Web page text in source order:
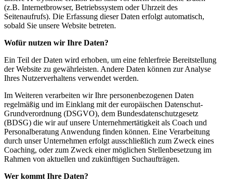
(z.B. Internetbrowser, Betriebssystem oder Uhrzeit des
Seitenaufrufs). Die Erfassung dieser Daten erfolgt automatisch,
sobald Sie unsere Website betreten.
Wofür nutzen wir Ihre Daten?
Ein Teil der Daten wird erhoben, um eine fehlerfreie Bereitstellung
der Website zu gewährleisten. Andere Daten können zur Analyse
Ihres Nutzerverhaltens verwendet werden.
Im Weiteren verarbeiten wir Ihre personenbezogenen Daten
regelmäßig und im Einklang mit der europäischen Datenschut-
Grundverordnung (DSGVO), dem Bundesdatenschutzgesetz
(BDSG) die wir auf unsere Unternehmertätigkeit als Coach und
Personalberatung Anwendung finden können. Eine Verarbeitung
durch unser Unternehmen erfolgt ausschließlich zum Zweck eines
Coaching, oder zum Zweck einer möglichen Stellenbesetzung im
Rahmen von aktuellen und zukünftigen Suchaufträgen.
Wer kommt Ihre Daten?